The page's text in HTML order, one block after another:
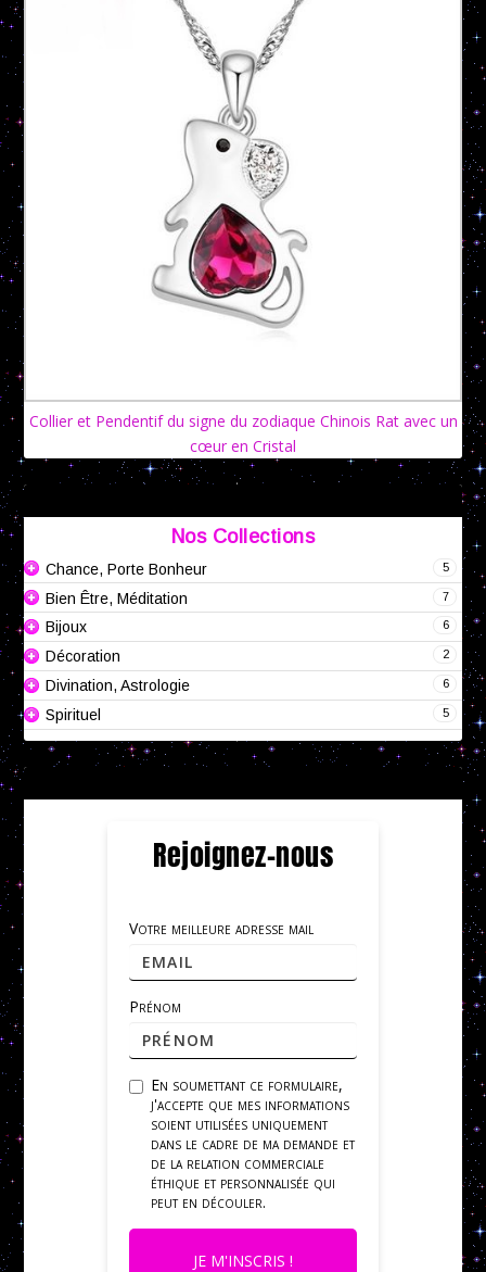
Collier et Pendentif du signe du zodiaque Chinois Rat avec un
cœur en Cristal
Nos Collections
5
Chance, Porte Bonheur
7
Bien Être, Méditation
6
Bijoux
2
Décoration
6
Divination, Astrologie
5
Spirituel
Rejoignez-nous
Votre meilleure adresse mail
Prénom
En soumettant ce formulaire,
j'accepte que mes informations
soient utilisées uniquement
dans le cadre de ma demande et
de la relation commerciale
éthique et personnalisée qui
peut en découler.
JE M'INSCRIS !